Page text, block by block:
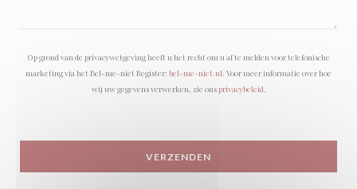
Op grond van de privacywetgeving heeft u het recht om u af te melden voor telefonische
marketing via het Bel-me-niet Register: bel-me-niet.nl . Voor meer informatie over hoe
wij uw gegevens verwerken, zie onsprivacybeleid